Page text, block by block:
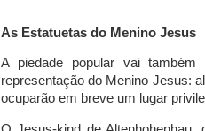
As Estatuetas do Menino Jesus
A piedade popular vai também
representação do Menino Jesus:
ocuparão em breve um lugar